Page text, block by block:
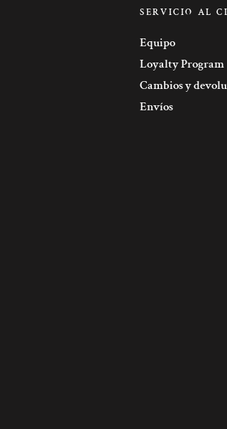
SERVICIO AL
Equipo
Loyalty Program
Cambios y
Envíos